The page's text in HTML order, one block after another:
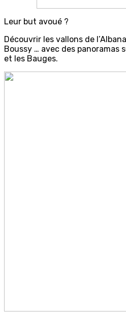
Leur but avoué ?
Découvrir les vallons de
Boussy … avec des panoramas
et les Bauges.